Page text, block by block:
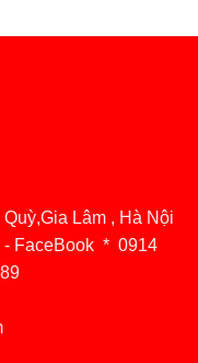
Lâm , Hà Nội
- FaceBook * 0914